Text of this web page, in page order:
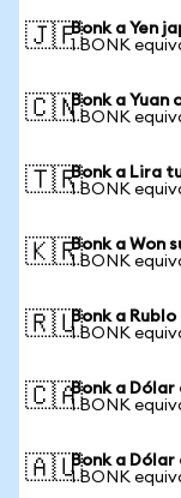
🇯🇵Bonk a Yen
1 BONK
🇨🇳Bonk a Yuan
1 BONK
🇹🇷Bonk a Lira
1 BONK
🇰🇷Bonk a Won
1 BONK
🇷🇺Bonk a Rublo
1 BONK
🇨🇦Bonk a Dólar
1 BONK
🇦🇺Bonk a
1 BONK